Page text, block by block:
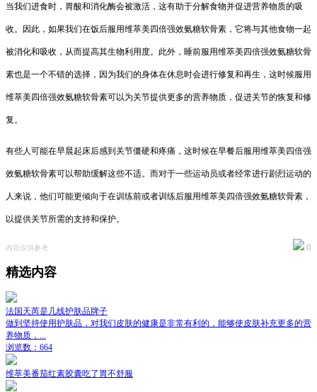
当我们进食时，胃酸和消化酶会被激活，这有助于分解食物并促进营养物质的吸
收。因此，如果我们在饭后服用维萃美四倍强效氨糖软骨素，它将与其他食物一起
被消化和吸收，从而提高其生物利用度。此外，睡前服用维萃美四倍强效氨糖软骨
素也是一个不错的选择，因为我们的身体在休息时会进行修复和再生，这时候服用
维萃美四倍强效氨糖软骨素可以为关节提供更多的营养物质，促进关节的恢复和修
复。
有些人可能在早晨起床后感到关节僵硬和疼痛，这时候在早餐后服用维萃美四倍强
效氨糖软骨素可以帮助缓解这些不适。而对于一些运动员或者经常进行剧烈运动的
人来说，他们可能更倾向于在训练前或者训练后服用维萃美四倍强效氨糖软骨素，
以提供关节所需的支持和保护。
内容仅供参考 0
精选内容
法国天芮是几线护肤品牌子
做到坚持使用护肤品，对我们皮肤的健康是非常有利的，能够使皮肤补充更多的营
养物质，...
浏览数：664
维萃美番茄红素胶囊吃了胃不舒服